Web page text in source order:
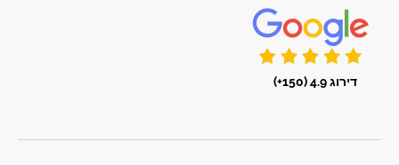
דירוג 4.9 (150+)